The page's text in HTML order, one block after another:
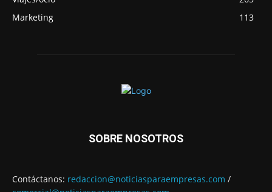
Marketing
113
SOBRE NOSOTROS
Contáctanos: redaccion@noticiasparaempresas.com /